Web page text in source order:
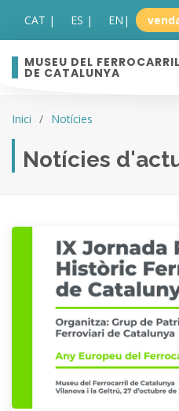
CAT | ES | EN |
MUSEU DEL FERROCARRIL
DE CATALUNYA
Inici Notícies
Notícies